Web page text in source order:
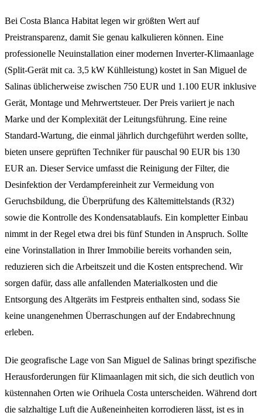
Bei Costa Blanca Habitat legen wir größten Wert auf
Preistransparenz, damit Sie genau kalkulieren können. Eine
professionelle Neuinstallation einer modernen Inverter-Klimaanlage
(Split-Gerät mit ca. 3,5 kW Kühlleistung) kostet in San Miguel de
Salinas üblicherweise zwischen 750 EUR und 1.100 EUR inklusive
Gerät, Montage und Mehrwertsteuer. Der Preis variiert je nach
Marke und der Komplexität der Leitungsführung. Eine reine
Standard-Wartung, die einmal jährlich durchgeführt werden sollte,
bieten unsere geprüften Techniker für pauschal 90 EUR bis 130
EUR an. Dieser Service umfasst die Reinigung der Filter, die
Desinfektion der Verdampfereinheit zur Vermeidung von
Geruchsbildung, die Überprüfung des Kältemittelstands (R32)
sowie die Kontrolle des Kondensatablaufs. Ein kompletter Einbau
nimmt in der Regel etwa drei bis fünf Stunden in Anspruch. Sollte
eine Vorinstallation in Ihrer Immobilie bereits vorhanden sein,
reduzieren sich die Arbeitszeit und die Kosten entsprechend. Wir
sorgen dafür, dass alle anfallenden Materialkosten und die
Entsorgung des Altgeräts im Festpreis enthalten sind, sodass Sie
keine unangenehmen Überraschungen auf der Endabrechnung
erleben.
Die geografische Lage von San Miguel de Salinas bringt spezifische
Herausforderungen für Klimaanlagen mit sich, die sich deutlich von
küstennahen Orten wie Orihuela Costa unterscheiden. Während dort
die salzhaltige Luft die Außeneinheiten korrodieren lässt, ist es in